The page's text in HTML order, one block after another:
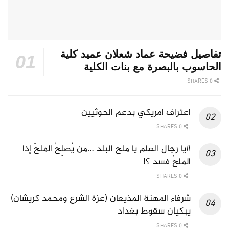
تفاصيل فضيحة عماد شعلان عميد كلية
الحاسوب بالبصرة مع بنات الكلية
اعتراف امريكي بدعم الحوثيين
#يا رجال العلم يا ملح البلد …من يُصلِحُ الملحَ إذا
الملحُ فسد ؟!
شرفاء المهنة المذيعان (عزة الشرع ومحمد كريشان)
يبكيان سقوط بغداد